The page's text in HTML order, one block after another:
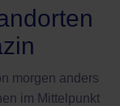
morgen anders
im Mittelpunkt